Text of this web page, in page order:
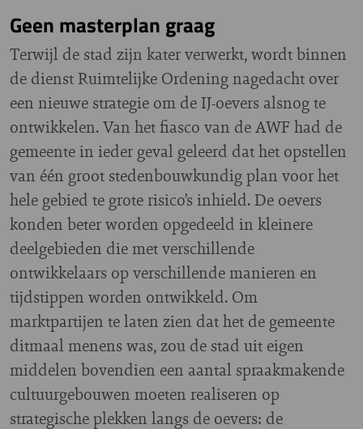
Geen masterplan graag
Terwijl de stad zijn kater verwerkt, wordt binnen
de dienst Ruimtelijke Ordening nagedacht over
een nieuwe strategie om de IJ-oevers alsnog te
ontwikkelen. Van het fiasco van de AWF had de
gemeente in ieder geval geleerd dat het opstellen
van één groot stedenbouwkundig plan voor het
hele gebied te grote risico’s inhield. De oevers
konden beter worden opgedeeld in kleinere
deelgebieden die met verschillende
ontwikkelaars op verschillende manieren en
tijdstippen worden ontwikkeld. Om
marktpartijen te laten zien dat het de gemeente
ditmaal menens was, zou de stad uit eigen
middelen bovendien een aantal spraakmakende
cultuurgebouwen moeten realiseren op
strategische plekken langs de oevers: de